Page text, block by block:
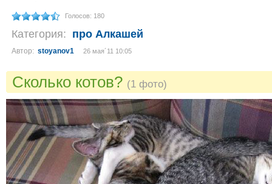
Голосов: 180
Категория: про Алкашей
Автор: stoyanov1 26 мая´11 10:05
Сколько котов? (1 фото)